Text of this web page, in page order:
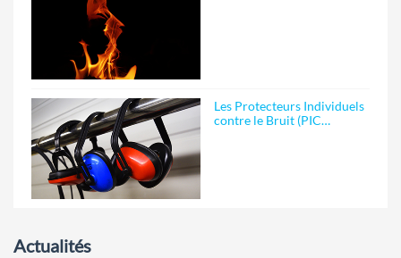
Les Protecteurs Individuels
contre le Bruit (PIC…
Actualités